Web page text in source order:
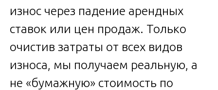
износ через падение арендных
ставок или цен продаж. Только
очистив затраты от всех видов
износа, мы получаем реальную, а
не «бумажную» стоимость по